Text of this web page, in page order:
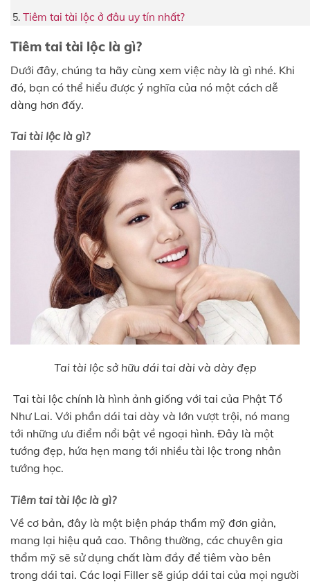
Tiêm tai tài lộc ở đâu uy tín nhất?
Tiêm tai tài lộc là gì?
Dưới đây, chúng ta hãy cùng xem việc này là gì nhé. Khi
đó, bạn có thể hiểu được ý nghĩa của nó một cách dễ
dàng hơn đấy.
Tai tài lộc là gì?
Tai tài lộc sở hữu dái tai dài và dày đẹp
Tai tài lộc chính là hình ảnh giống với tai của Phật Tổ
Như Lai. Với phần dái tai dày và lớn vượt trội, nó mang
tới những ưu điểm nổi bật về ngoại hình. Đây là một
tướng đẹp, hứa hẹn mang tới nhiều tài lộc trong nhân
tướng học.
Tiêm tai tài lộc là gì?
Về cơ bản, đây là một biện pháp thẩm mỹ đơn giản,
mang lại hiệu quả cao. Thông thường, các chuyên gia
thẩm mỹ sẽ sử dụng chất làm đầy để tiêm vào bên
trong dái tai. Các loại Filler sẽ giúp dái tai của mọi người